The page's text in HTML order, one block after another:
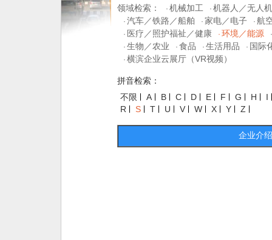
领域检索： · 机械加工 · 机器人／无人机
· 汽车／铁路／船舶 · 家电／电子 · 航
· 医疗／照护福祉／健康 · 环境／能源
·
· 生物／农业 · 食品 · 生活用品 · 国际
· 横滨企业云展厅（VR视频）
拼音检索：
不限
A B C D E F G H
I
R
S T U V W X Y Z
企业介绍